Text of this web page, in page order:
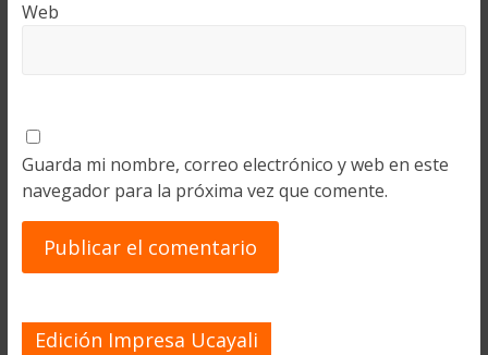
Web
Guarda mi nombre, correo electrónico y web en este
navegador para la próxima vez que comente.
Edición Impresa Ucayali